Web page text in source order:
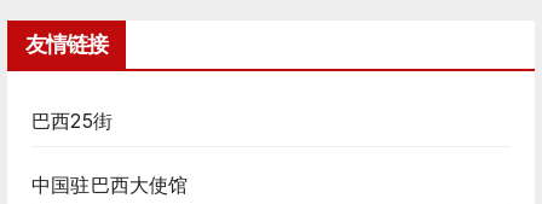
友情链接
巴西25街
中国驻巴西大使馆